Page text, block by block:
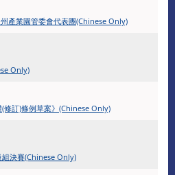
產業園管委會代表團(Chinese Only)
Only)
修訂)條例草案》(Chinese Only)
組決賽(Chinese Only)